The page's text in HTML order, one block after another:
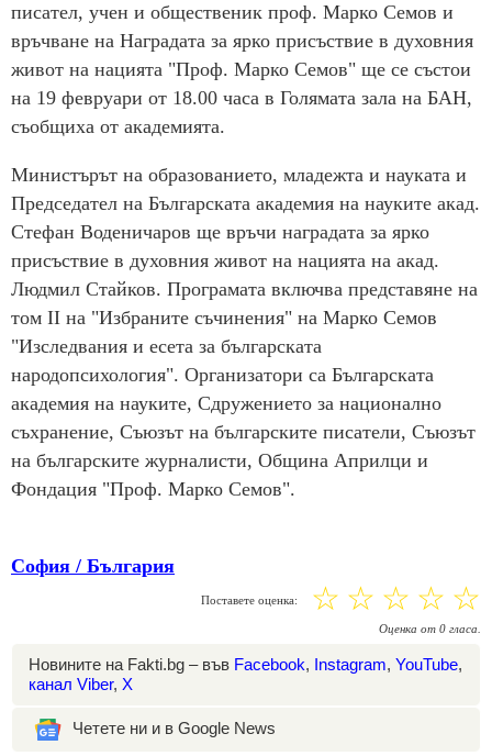
писател, учен и общественик проф. Марко Семов и
връчване на Наградата за ярко присъствие в духовния
живот на нацията "Проф. Марко Семов" ще се състои
на 19 февруари от 18.00 часа в Голямата зала на БАН,
съобщиха от академията.
Министърът на образованието, младежта и науката и
Председател на Българската академия на науките акад.
Стефан Воденичаров ще връчи наградата за ярко
присъствие в духовния живот на нацията на акад.
Людмил Стайков. Програмата включва представяне на
том ІІ на "Избраните съчинения" на Марко Семов
"Изследвания и есета за българската
народопсихология". Организатори са Българската
академия на науките, Сдружението за национално
съхранение, Съюзът на българските писатели, Съюзът
на българските журналисти, Община Априлци и
Фондация "Проф. Марко Семов".
София / България
Поставете оценка: ☆
☆
☆
☆
☆
Оценка от 0 гласа.
Новините на Fakti.bg – във Facebook, Instagram, YouTube,
канал Viber, X
Четете ни и в Google News